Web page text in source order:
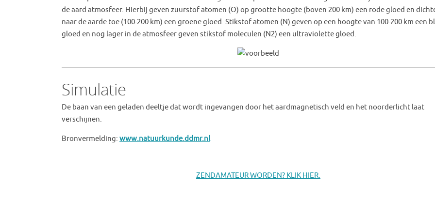
de aard atmosfeer. Hierbij geven zuurstof atomen (O) op grootte hoogte (boven 200 km) een rode gloed en
naar de aarde toe (100-200 km) een groene gloed. Stikstof atomen (N) geven op een hoogte van 100-200 km een
gloed en nog lager in de atmosfeer geven stikstof moleculen (N2) een ultraviolette gloed.
Simulatie
De baan van een geladen deeltje dat wordt ingevangen door het aardmagnetisch veld en het noorderlicht laat
verschijnen.
Bronvermelding: www.natuurkunde.ddmr.nl
ZENDAMATEUR WORDEN? KLIK HIER.